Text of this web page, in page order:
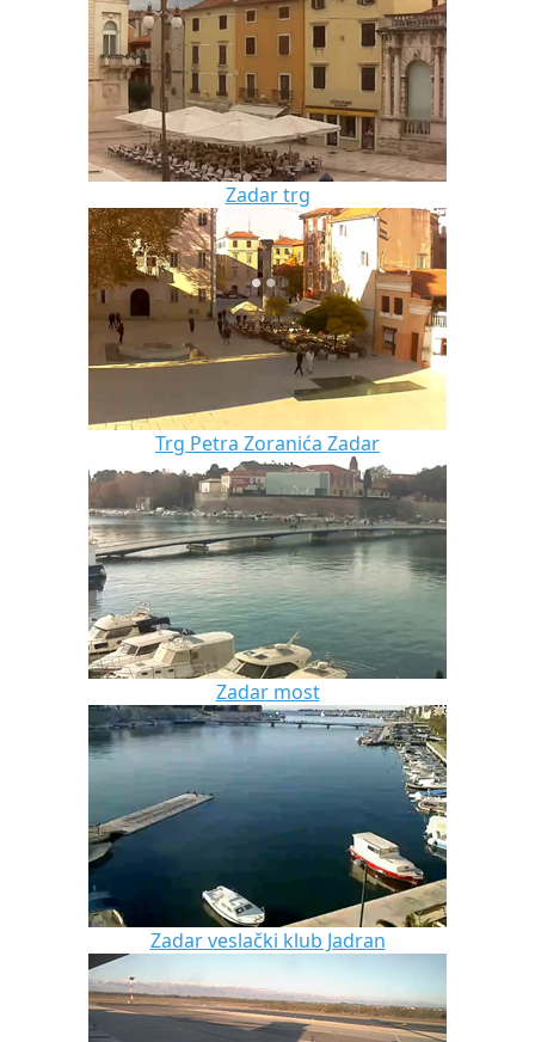
Zadar trg
Trg Petra Zoranića Zadar
Zadar most
Zadar veslački klub Jadran